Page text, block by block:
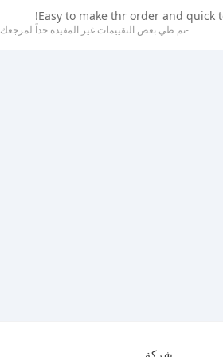
Easy to make thr order and quick
-تم طي بعض التقييمات غير المفيدة جداً